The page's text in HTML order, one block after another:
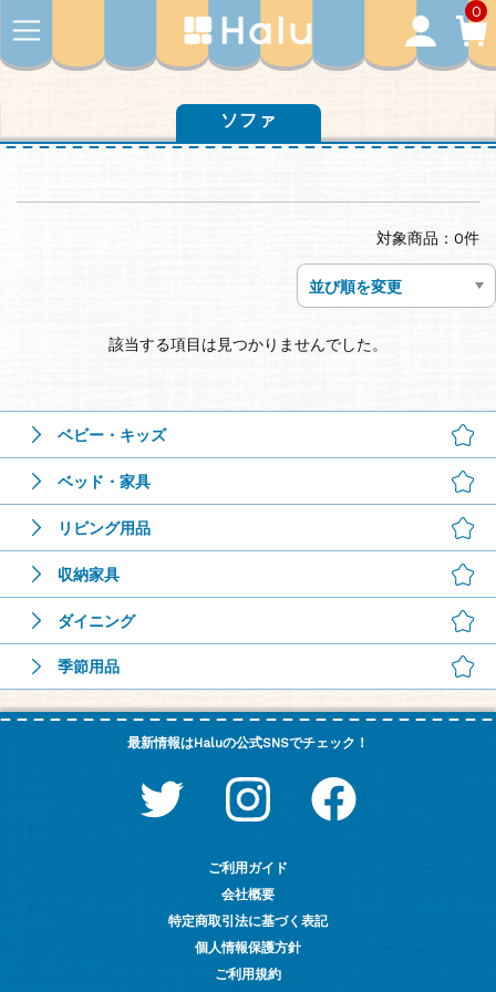
0
ソファ
対象商品：0件
該当する項目は見つかりませんでした。
ベビー・キッズ
ベッド・家具
リビング用品
収納家具
ダイニング
季節用品
ご利用ガイド
会社概要
特定商取引法に基づく表記
個人情報保護方針
ご利用規約
最新情報はHaluの公式SNSでチェック！